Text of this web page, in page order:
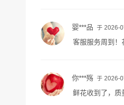
婴***品 于 2026-
客服服务周到！
你***殇 于 2026-
鲜花收到了，质